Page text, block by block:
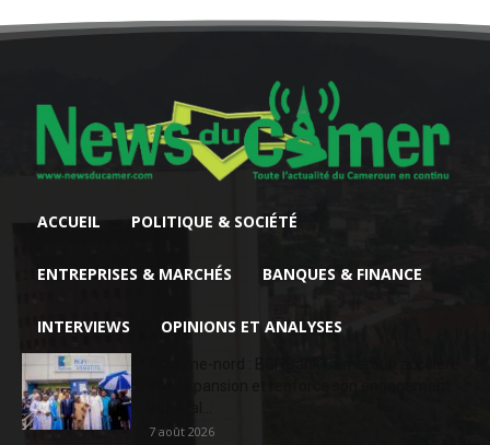
ACCUEIL POLITIQUE & SOCIÉTÉ
ENTREPRISES & MARCHÉS BANQUES & FINANCE
INTERVIEWS OPINIONS ET ANALYSES
7 août 2026